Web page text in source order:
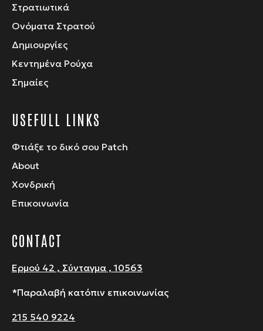
Στρατιωτικά
Ονόματα Στρατού
Δημιουργίες
Κεντημένα Ρούχα
Σημαίες
USEFULL LINKS
Φτιάξε το δικό σου Patch
About
Χονδρική
Επικοινωνία
CONTACT
Ερμού 42 , Σύνταγμα , 10563
*Παραλαβή κατόπιν επικοινωνίας
215 540 9224